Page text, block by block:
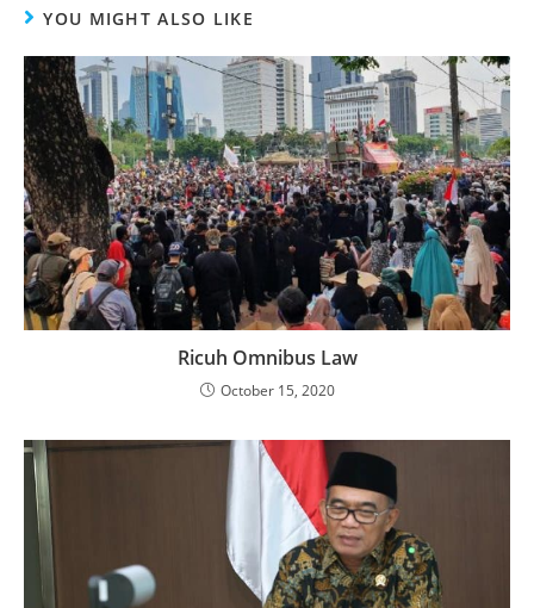
YOU MIGHT ALSO LIKE
Ricuh Omnibus Law
October 15, 2020